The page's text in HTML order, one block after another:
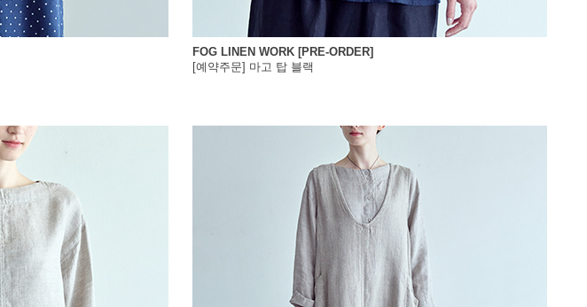
FOG LINEN WORK [PRE-ORDER]
[예약주문] 마고 탑 블랙